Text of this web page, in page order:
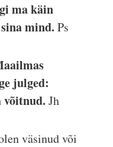
ma käin
mind.Ps
julged:
võitnud.Jh
väsinud või